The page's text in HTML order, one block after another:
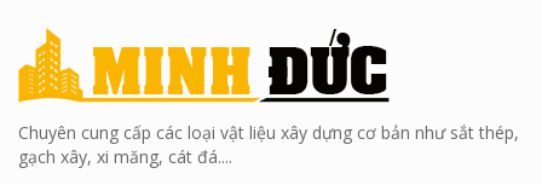
Chuyên cung cấp các loại vật liệu xây dựng cơ bản như sắt thép,
gạch xây, xi măng, cát đá....